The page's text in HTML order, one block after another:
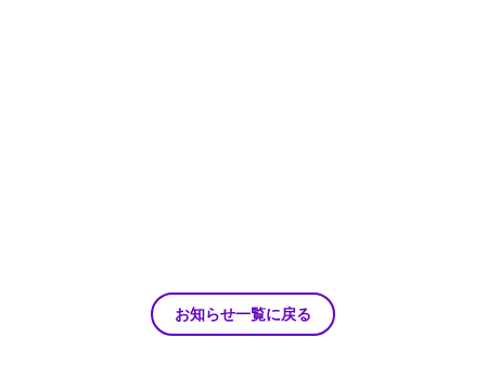
お知らせ一覧に戻る